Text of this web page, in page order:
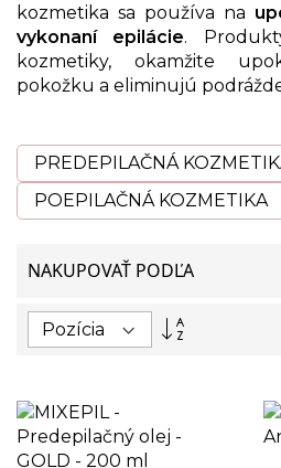
kozmetika sa používa na
vykonaní epilácie.
kozmetiky, okamžite
pokožku a eliminujú
PREDEPILAČNÁ
POEPILAČNÁ KOZMETIKA
NAKUPOVAŤ PODĽA
Nastaviť